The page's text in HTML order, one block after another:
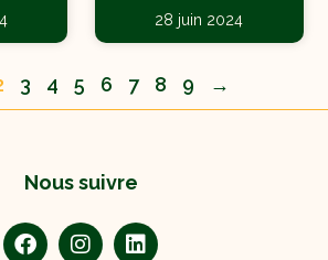
28 juin 2024
3 4 5 6 7 8 9 →
Nous suivre